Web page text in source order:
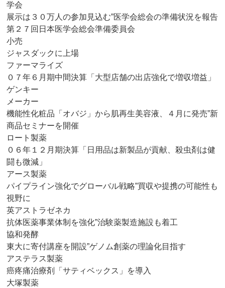
学会
展示は３０万人の参加見込む”医学会総会の準備状況を報告
第２７回日本医学会総会準備委員会
小売
ジャスダックに上場
ファーマライズ
０７年６月期中間決算「大型店舗の出店強化で増収増益」
ゲンキー
メーカー
機能性化粧品「オバジ」から肌再生美容液、４月に発売”新
商品セミナーを開催
ロート製薬
０６年１２月期決算「日用品は新製品が貢献、殺虫剤は健
闘も微減」
アース製薬
パイプライン強化でグローバル戦略”買収や提携の可能性も
視野に
英アストラゼネカ
抗体医薬事業体制を強化”治験薬製造施設も着工
協和発酵
東大に寄付講座を開設”ゲノム創薬の理論化目指す
アステラス製薬
癌疼痛治療剤「サティベックス」を導入
大塚製薬